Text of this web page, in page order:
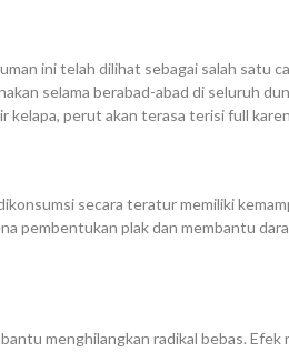
ini telah dilihat sebagai salah satu
selama berabad-abad di seluruh
kelapa, perut akan terasa terisi full
secara teratur memiliki
pembentukan plak dan membantu
menghilangkan radikal bebas.